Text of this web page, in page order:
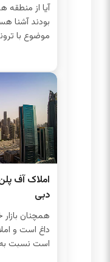
آیا از منطقه
بودند آشنا
موضوع با
املاک آف
دبی
همچنان
داغ است و
است نسبت